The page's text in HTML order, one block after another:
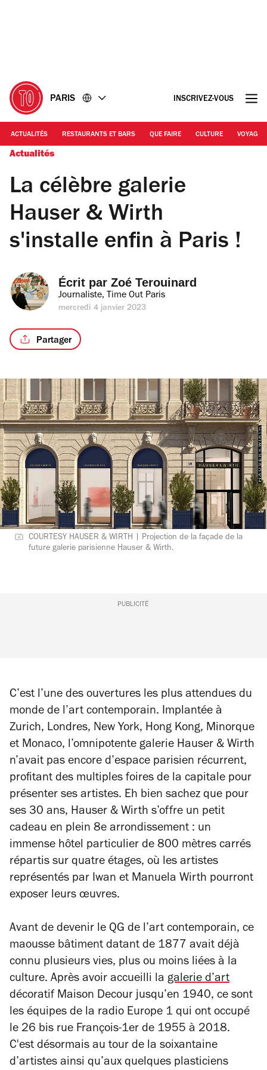
PARIS INSCRIVEZ-VOUS
ACTUALITÉS RESTAURANTS ET BARS QUE FAIRE CULTURE VOYAGE
Actualités
La célèbre galerie
Hauser & Wirth
s'installe enfin à Paris !
Écrit par Zoé Terouinard
Journaliste, Time Out Paris
mercredi 4 janvier 2023
Partager
COURTESY HAUSER & WIRTH | Projection de la façade de la
future galerie parisienne Hauser & Wirth.
PUBLICITÉ
C’est l’une des ouvertures les plus attendues du
monde de l’art contemporain. Implantée à
Zurich, Londres, New York, Hong Kong, Minorque
et Monaco, l’omnipotente galerie Hauser & Wirth
n’avait pas encore d’espace parisien récurrent,
profitant des multiples foires de la capitale pour
présenter ses artistes. Eh bien sachez que pour
ses 30 ans, Hauser & Wirth s’offre un petit
cadeau en plein 8e arrondissement : un
immense hôtel particulier de 800 mètres carrés
répartis sur quatre étages, où les artistes
représentés par Iwan et Manuela Wirth pourront
exposer leurs œuvres.
Avant de devenir le QG de l’art contemporain, ce
maousse bâtiment datant de 1877 avait déjà
connu plusieurs vies, plus ou moins liées à la
culture. Après avoir accueilli la galerie d’art
décoratif Maison Decour jusqu’en 1940, ce sont
les équipes de la radio Europe 1 qui ont occupé
le 26 bis rue François-1er de 1955 à 2018.
C'est désormais au tour de la soixantaine
d’artistes ainsi qu’aux quelques plasticiens